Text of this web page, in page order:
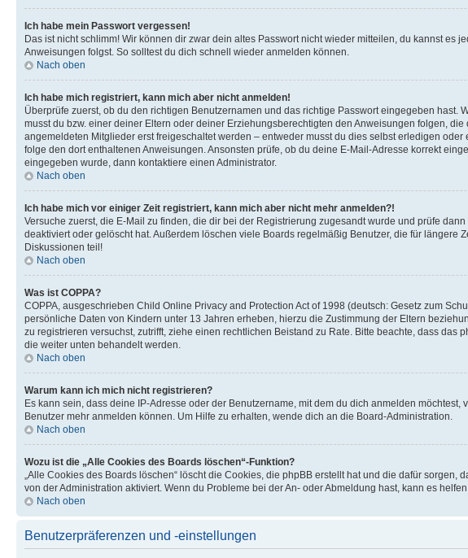
Ich habe mein Passwort vergessen!
Das ist nicht schlimm! Wir können dir zwar dein altes Passwort nicht wieder mitteilen, du kannst es
Anweisungen folgst. So solltest du dich schnell wieder anmelden können.
Nach oben
Ich habe mich registriert, kann mich aber nicht anmelden!
Überprüfe zuerst, ob du den richtigen Benutzernamen und das richtige Passwort eingegeben hast.
musst du bzw. einer deiner Eltern oder deiner Erziehungsberechtigten den Anweisungen folgen,
angemeldeten Mitglieder erst freigeschaltet werden – entweder musst du dies selbst erledigen
folge den dort enthaltenen Anweisungen. Ansonsten prüfe, ob du deine E-Mail-Adresse korrekt
eingegeben wurde, dann kontaktiere einen Administrator.
Nach oben
Ich habe mich vor einiger Zeit registriert, kann mich aber nicht mehr anmelden?!
Versuche zuerst, die E-Mail zu finden, die dir bei der Registrierung zugesandt wurde und prüfe
deaktiviert oder gelöscht hat. Außerdem löschen viele Boards regelmäßig Benutzer, die für
Diskussionen teil!
Nach oben
Was ist COPPA?
COPPA, ausgeschrieben Child Online Privacy and Protection Act of 1998 (deutsch: Gesetz zum
persönliche Daten von Kindern unter 13 Jahren erheben, hierzu die Zustimmung der Eltern
zu registrieren versuchst, zutrifft, ziehe einen rechtlichen Beistand zu Rate. Bitte beachte, dass
die weiter unten behandelt werden.
Nach oben
Warum kann ich mich nicht registrieren?
Es kann sein, dass deine IP-Adresse oder der Benutzername, mit dem du dich anmelden
Benutzer mehr anmelden können. Um Hilfe zu erhalten, wende dich an die Board-Administration.
Nach oben
Wozu ist die „Alle Cookies des Boards löschen“-Funktion?
„Alle Cookies des Boards löschen“ löscht die Cookies, die phpBB erstellt hat und die dafür
von der Administration aktiviert. Wenn du Probleme bei der An- oder Abmeldung hast, kann es
Nach oben
Benutzerpräferenzen und -einstellungen